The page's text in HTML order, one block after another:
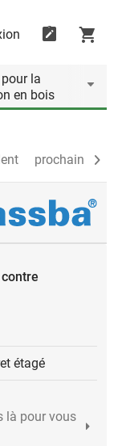
la
en bois
prochain
prochain
étagé
là pour vous